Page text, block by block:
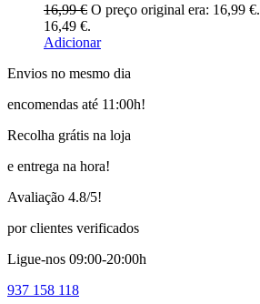
16,99€ O preço original era: 16,99 €.
16,49 €.
Adicionar
Envios no mesmo dia
encomendas até 11:00h!
Recolha grátis na loja
e entrega na hora!
Avaliação 4.8/5!
por clientes verificados
Ligue-nos 09:00-20:00h
937 158 118